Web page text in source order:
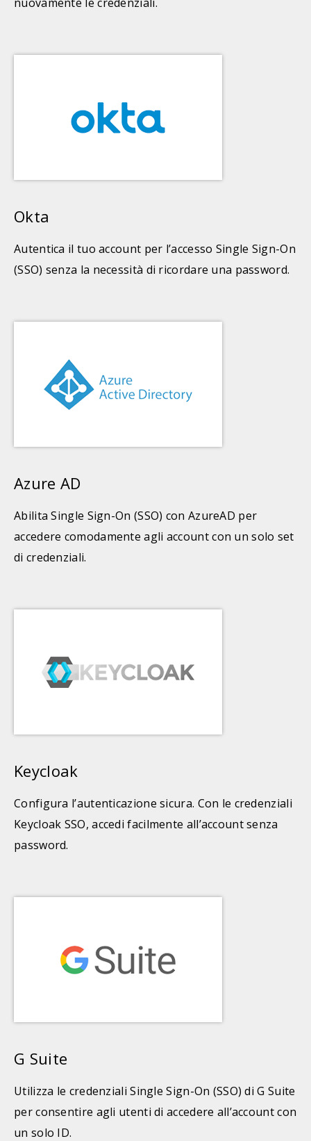
Okta
Autentica il tuo account per l’accesso Single Sign-On
(SSO) senza la necessità di ricordare una password.
Azure AD
Abilita Single Sign-On (SSO) con AzureAD per
accedere comodamente agli account con un solo set
di credenziali.
Keycloak
Configura l’autenticazione sicura. Con le credenziali
Keycloak SSO, accedi facilmente all’account senza
password.
G Suite
Utilizza le credenziali Single Sign-On (SSO) di G Suite
per consentire agli utenti di accedere all’account con
un solo ID.